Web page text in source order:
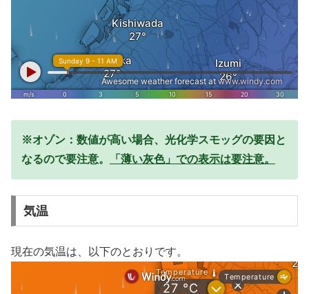
※オゾン：数値が高い場合、光化学スモッグの要因と
なるので要注意。
「薄い灰色」での表示は要注意。
気温
現在の気温は、以下のとおりです。